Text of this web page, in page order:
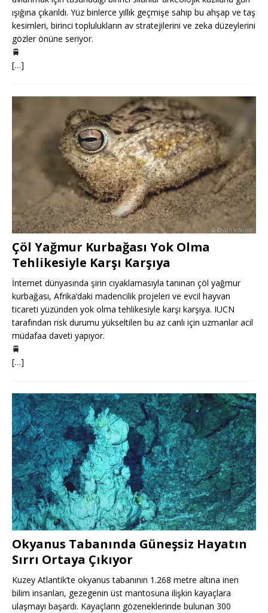
ışığına çıkarıldı. Yüz binlerce yıllık geçmişe sahip bu ahşap ve taş
kesimleri, birinci toplulukların av stratejilerini ve zeka düzeylerini
gözler önüne seriyor.
🚆
[…]
Çöl Yağmur Kurbağası Yok Olma
Tehlikesiyle Karşı Karşıya
İnternet dünyasında şirin cıyaklamasıyla tanınan çöl yağmur
kurbağası, Afrika’daki madencilik projeleri ve evcil hayvan
ticareti yüzünden yok olma tehlikesiyle karşı karşıya. IUCN
tarafından risk durumu yükseltilen bu az canlı için uzmanlar acil
müdafaa daveti yapıyor.
🚆
[…]
Okyanus Tabanında Güneşsiz Hayatın
Sırrı Ortaya Çıkıyor
Kuzey Atlantik’te okyanus tabanının 1.268 metre altına inen
bilim insanları, gezegenin üst mantosuna ilişkin kayaçlara
ulaşmayı başardı. Kayaçların gözeneklerinde bulunan 300